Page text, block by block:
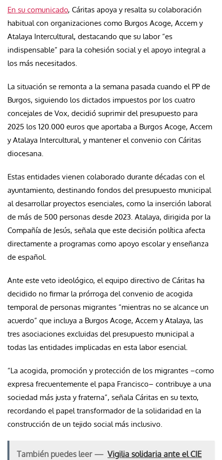
En su comunicado, Cáritas apoya y resalta su colaboración
habitual con organizaciones como Burgos Acoge, Accem y
Atalaya Intercultural, destacando que su labor “es
indispensable” para la cohesión social y el apoyo integral a
los más necesitados.
La situación se remonta a la semana pasada cuando el PP de
Burgos, siguiendo los dictados impuestos por los cuatro
concejales de Vox, decidió suprimir del presupuesto para
2025 los 120.000 euros que aportaba a Burgos Acoge, Accem
y Atalaya Intercultural, y mantener el convenio con Cáritas
diocesana.
Estas entidades vienen colaborado durante décadas con el
ayuntamiento, destinando fondos del presupuesto municipal
al desarrollar proyectos esenciales, como la inserción laboral
de más de 500 personas desde 2023. Atalaya, dirigida por la
Compañía de Jesús, señala que este decisión política afecta
directamente a programas como apoyo escolar y enseñanza
de español.
Ante este veto ideológico, el equipo directivo de Cáritas ha
decidido no firmar la prórroga del convenio de acogida
temporal de personas migrantes “mientras no se alcance un
acuerdo” que incluya a Burgos Acoge, Accem y Atalaya, las
tres asociaciones excluidas del presupuesto municipal a
todas las entidades implicadas en esta labor esencial.
“La acogida, promoción y protección de los migrantes –como
expresa frecuentemente el papa Francisco– contribuye a una
sociedad más justa y fraterna”, señala Cáritas en su texto,
recordando el papel transformador de la solidaridad en la
construcción de un tejido social más inclusivo.
También puedes leer — Vigilia solidaria ante el CIE